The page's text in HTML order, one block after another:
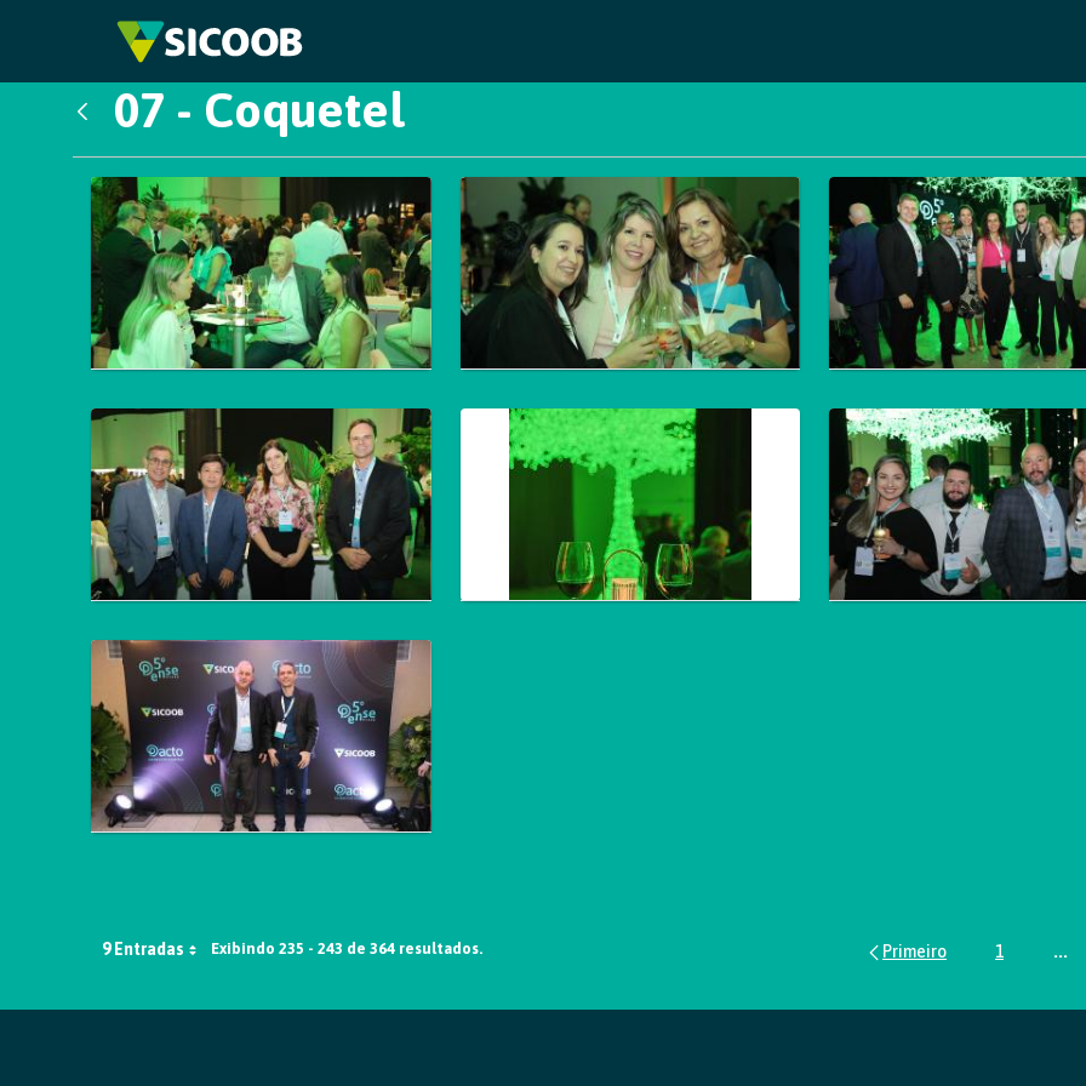
Pular para o Conteúdo principal
07 - Coquetel
Galeria de Mídias
9 Entradas Exibindo 235 - 243 de 364 resultados.
Página
1 ...